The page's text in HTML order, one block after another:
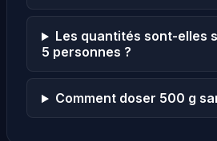
Les quantités sont-elles
5 personnes ?
Comment doser 500 g